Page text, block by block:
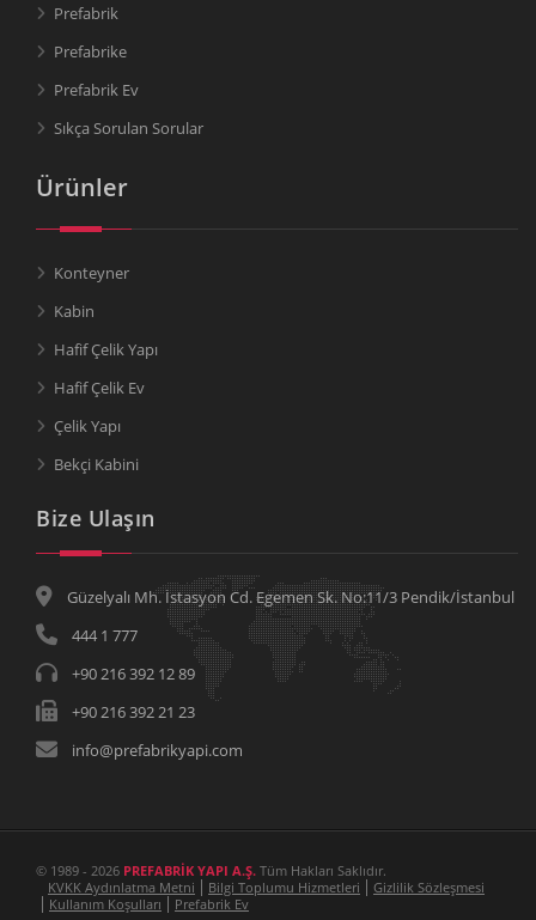
Prefabrik
Prefabrike
Prefabrik Ev
Sıkça Sorulan Sorular
Ürünler
Konteyner
Kabin
Hafif Çelik Yapı
Hafif Çelik Ev
Çelik Yapı
Bekçi Kabini
Bize Ulaşın
Güzelyalı Mh. İstasyon Cd. Egemen Sk. No:11/3 Pendik/İstanbul
444 1 777
+90 216 392 12 89
+90 216 392 21 23
info@prefabrikyapi.com
© 1989 - 2026 PREFABRİK YAPI A.Ş. Tüm Hakları Saklıdır.
KVKK Aydınlatma Metni
Bilgi Toplumu Hizmetleri
Gizlilik Sözleşmesi
Kullanım Koşulları
Prefabrik Ev